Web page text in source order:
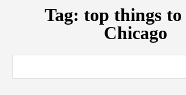
Tag: top things to
Chicago